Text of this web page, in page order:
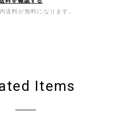
料が無料になります。
Items